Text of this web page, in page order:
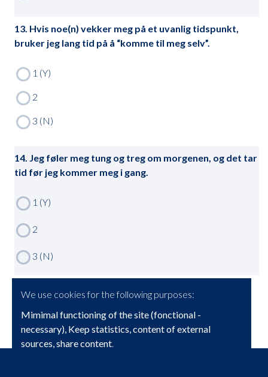
13. Hvis noe(n) vekker meg på et uvanlig tidspunkt,
bruker jeg lang tid på å “komme til meg selv”.
14. Jeg føler meg tung og treg om morgenen, og det tar
tid før jeg kommer meg i gang.
We use cookies for the following purposes:
Mimimal functioning of the site (fonctional -
necessary), Keep statistics, content of external
sources, share content.